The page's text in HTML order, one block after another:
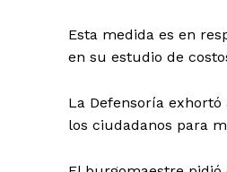
Esta medida es en
en su estudio de
La Defensoría
los ciudadanos para